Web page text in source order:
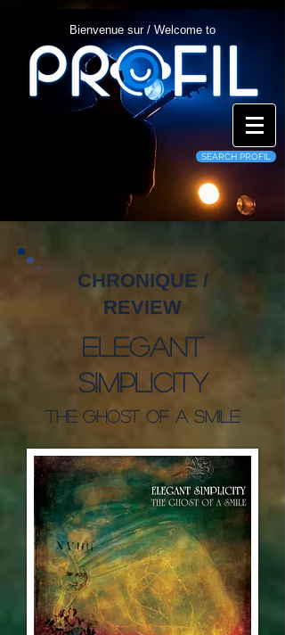
Bienvenue sur / Welcome to
SEARCH PROFIL
CHRONIQUE /
REVIEW
Elegant
Simplicity
The Ghost Of A Smile